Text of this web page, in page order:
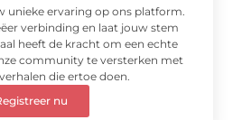
unieke ervaring op ons platform.
verbinding en laat jouw stem
heeft de kracht om een echte
community te versterken met
die ertoe doen.
nu